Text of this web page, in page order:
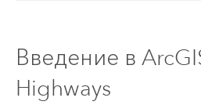
Введение в
Highways